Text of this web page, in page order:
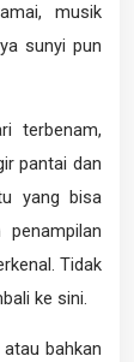
musik
sunyi pun
terbenam,
pantai dan
yang bisa
Tidak
ke sini.
bahkan